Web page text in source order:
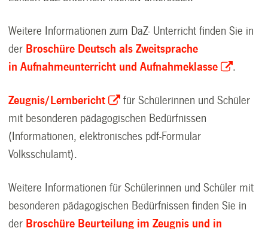
Weitere Informationen zum DaZ- Unterricht finden Sie in
der Broschüre Deutsch als Zweitsprache
in Aufnahmeunterricht und Aufnahmeklasse
.
Zeugnis/Lernbericht
für Schülerinnen und Schüler
mit besonderen pädagogischen Bedürfnissen
(Informationen, elektronisches pdf-Formular
Volksschulamt).
Weitere Informationen für Schülerinnen und Schüler mit
besonderen pädagogischen Bedürfnissen finden Sie in
der Broschüre Beurteilung im Zeugnis und in